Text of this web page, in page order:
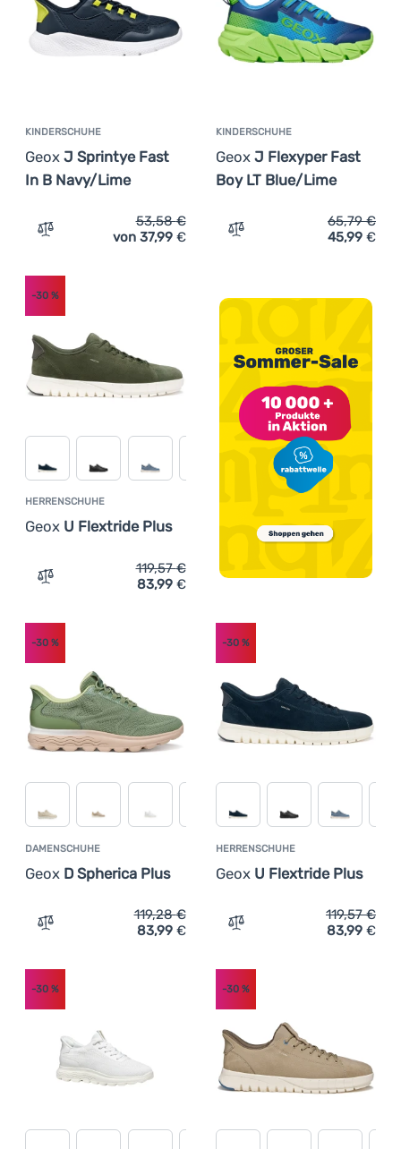
Anmelden /
KINDERSCHUHE
Geox J Sprintye Fast
In B Navy/Lime
Zum Vergleich 'Kinderschuhe Geox J Sprintye Fast In B
53,58€
von 37,99 €
KINDERSCHUHE
Geox J Flexyper Fast
Boy LT Blue/Lime
Zum Vergleich
65,79€
45,99 €
HERRENSCHUHE
Geox U Flextride Plus
-30 %
Zum Vergleich 'Herrenschuhe Geox U Flextride Plus'
119,57€
83,99 €
DAMENSCHUHE
Geox D Spherica Plus
-30 %
Zum Vergleich 'Damenschuhe Geox D Spherica Plus'
119,28€
83,99 €
HERRENSCHUHE
Geox U Flextride Plus
-30%
Zum Vergleich
119,57€
83,99 €
-30 % -30%